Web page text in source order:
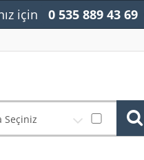
Seçiniz
için 0 535 889 43 69